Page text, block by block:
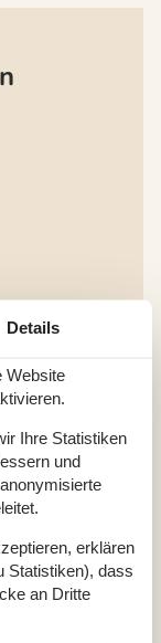
Details
Website
Ihre Statistiken
und
erklären
Statistiken), dass
an Dritte